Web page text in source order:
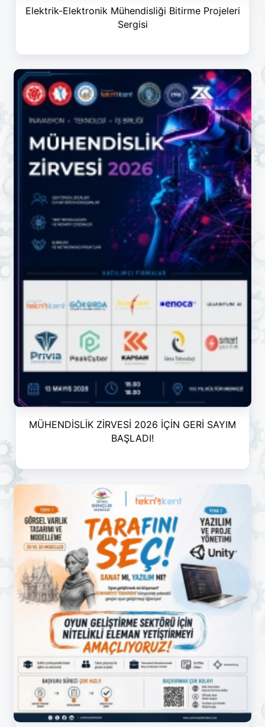
Elektrik-Elektronik Mühendisliği Bitirme Projeleri
Sergisi
MÜHENDİSLİK ZİRVESİ 2026 İÇİN GERİ SAYIM
BAŞLADI!